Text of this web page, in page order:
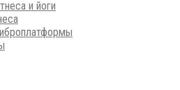
и йоги